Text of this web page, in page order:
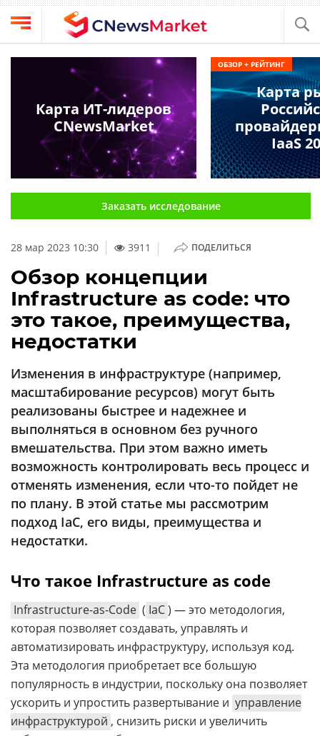
Выбрать
провайдера
Компании
обзоры
О
проекте
CNews
Аналитика
Конференции
Техника
ТВ
Об
издании
Реклама
Вакансии
Контакты
Max
Дзен
VK
Rutube
CNews
Конференции
Техника
Заказать исследование
28 мар 2023 10:30 3911 | ПОДЕЛИТЬСЯ
Обзор концепции
Infrastructure as code: что
это такое, преимущества,
недостатки
Изменения в инфраструктуре (например,
масштабирование ресурсов) могут быть
реализованы быстрее и надежнее и
выполняться в основном без ручного
вмешательства. При этом важно иметь
возможность контролировать весь процесс и
отменять изменения, если что-то пойдет не
по плану. В этой статье мы рассмотрим
подход IaC, его виды, преимущества и
недостатки.
Что такое Infrastructure as code
Infrastructure-as-Code ( IaC) —это методология,
которая позволяет создавать, управлять и
автоматизировать инфраструктуру, используя код.
Эта методология приобретает все большую
популярность в индустрии, поскольку она позволяет
ускорить и упростить развертывание и управление
инфраструктурой , снизить риски и увеличить
Карта ИТ-лидеров
CNewsMarket
Карта
IaaS
ОБЗОР + РЕЙТИНГ